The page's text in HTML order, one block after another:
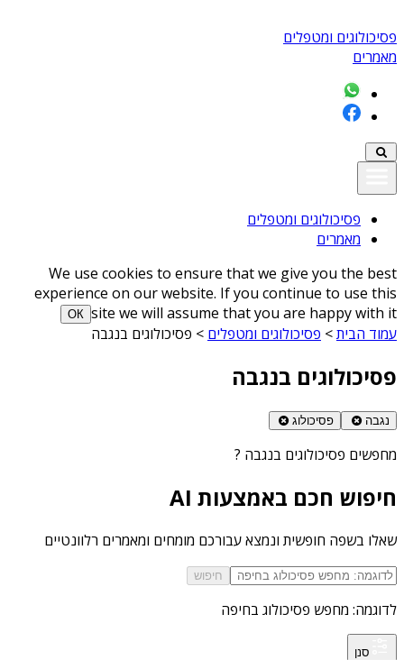
פסיכולוגים ומטפלים
מאמרים
פסיכולוגים ומטפלים
מאמרים
We use cookies to ensure that we give you the best
experience on our website. If you continue to use this
site we will assume that you are happy with it
ОК
עמוד הבית> פסיכולוגים ומטפלים > פסיכולוגים בנגבה
פסיכולוגים בנגבה
נגבה פסיכולוג
מחפשים פסיכולוגים בנגבה ?
חיפוש חכם באמצעות AI
שאלו בשפה חופשית ונמצא עבורכם מומחים ומאמרים רלוונטיים
חיפוש
לדוגמה: מחפש פסיכולוג בחיפה
סנן